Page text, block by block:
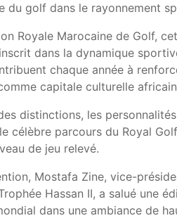
du golf dans le rayonnement
Royale Marocaine de Golf,
dans la dynamique
chaque année à
capitale culturelle
distinctions, les
célèbre parcours du Royal
de jeu relevé.
Mostafa Zine, vice-
Hassan II, a salué une
dans une ambiance de